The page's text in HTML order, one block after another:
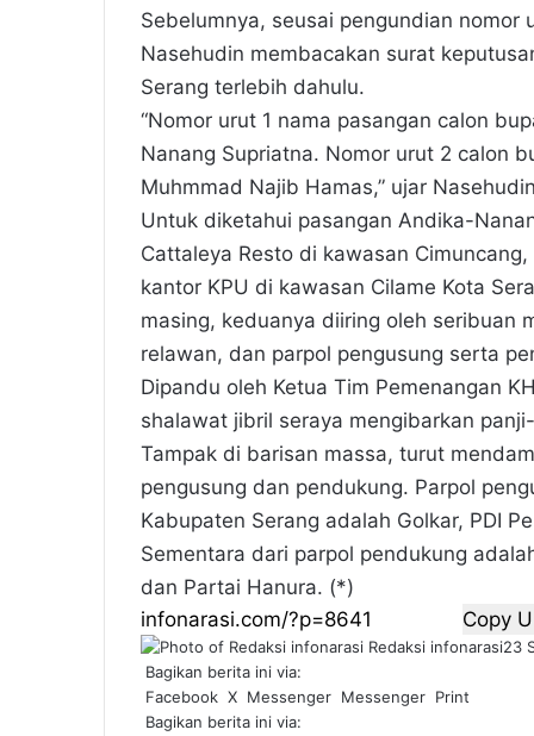
Sebelumnya, seusai pengundian nomor
Nasehudin membacakan surat
Serang terlebih dahulu.
“Nomor urut 1 nama pasangan calon
Nanang Supriatna. Nomor urut 2 calon
Muhmmad Najib Hamas,” ujar
Untuk diketahui pasangan Andika-
Cattaleya Resto di kawasan
kantor KPU di kawasan Cilame Kota
masing, keduanya diiring oleh seribuan
relawan, dan parpol pengusung serta
Dipandu oleh Ketua Tim Pemenangan
shalawat jibril seraya mengibarkan
Tampak di barisan massa, turut
pengusung dan pendukung. Parpol
Kabupaten Serang adalah Golkar, PDI
Sementara dari parpol pendukung
dan Partai Hanura. (*)
Copy
Redaksi infonarasi23
Bagikan berita ini via:
Facebook X Messenger Messenger Print
Bagikan berita ini via: